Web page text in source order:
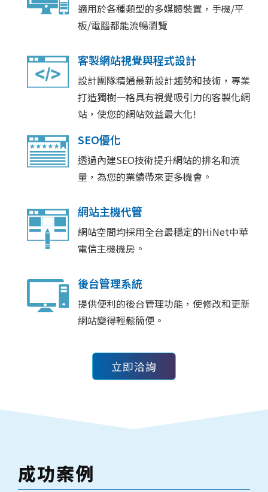
適用於各種類型的多媒體裝置，手機/平
板/電腦都能流暢瀏覽
客製網站視覺與程式設計
設計團隊精通最新設計趨勢和技術，專業
打造獨樹一格具有視覺吸引力的客製化網
站，使您的網站效益最大化!
SEO優化
透過內建SEO技術提升網站的排名和流
量，為您的業績帶來更多機會。
網站主機代管
網站空間均採用全台最穩定的HiNet中華
電信主機機房。
後台管理系統
提供便利的後台管理功能，使修改和更新
網站變得輕鬆簡便。
立即洽詢
成功案例